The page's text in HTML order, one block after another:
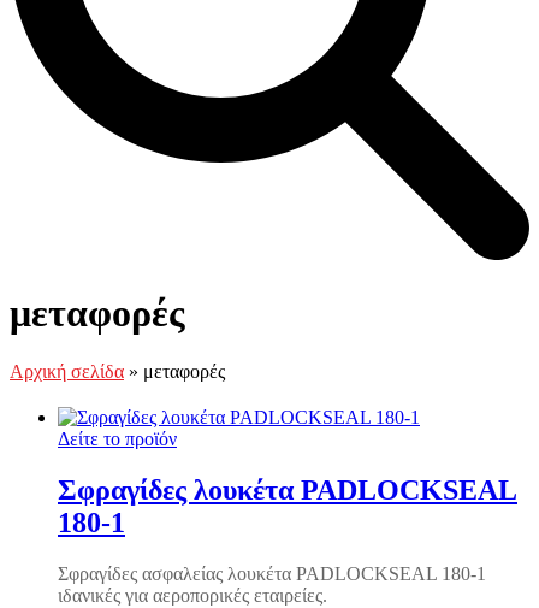
menu
menu
μεταφορές
Αρχική σελίδα » μεταφορές
Δείτε το προϊόν
Σφραγίδες λουκέτα PADLOCKSEAL
180-1
Σφραγίδες ασφαλείας λουκέτα PADLOCKSEAL 180-1
ιδανικές για αεροπορικές εταιρείες.